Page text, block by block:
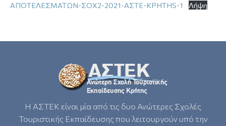
ΑΠΟΤΕΛΕΣΜΑΤΩΝ-ΣΟΧ2-2021-ΑΣΤΕ-ΚΡΗΤΗS-1
Λήψη
Η ΑΣΤΕΚ είναι μία από τις δυο Ανώτερες Σχολές
Τουριστικής Εκπαίδευσης που λειτουργούν υπό την